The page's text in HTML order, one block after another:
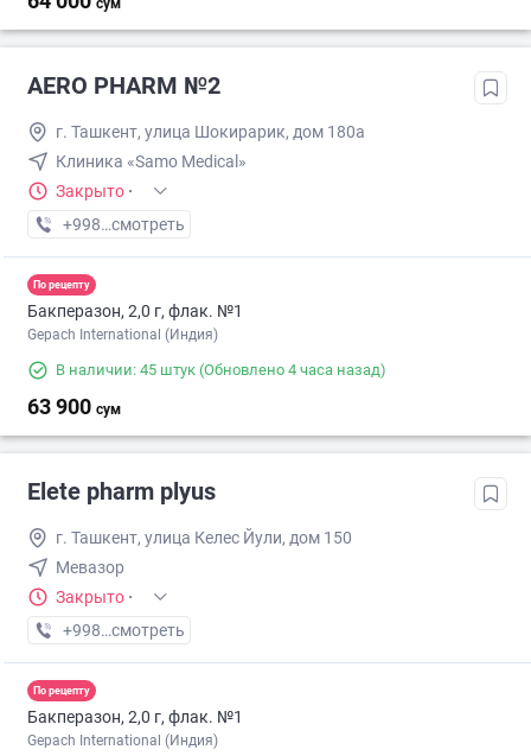
сум
AERO PHARM №2
г. Ташкент, улица Шокирарик, дом 180a
Клиника «Samo Medical»
Закрыто ·
+998 (70) XXX-XX-XX
смотреть
По рецепту
Бакперазон, 2,0 г, флак. №1
Gepach International (Индия)
В наличии: 45 штук (Обновлено 4 часа назад)
63 900 сум
Elete pharm plyus
г. Ташкент, улица Келес Йули, дом 150
Мевазор
Закрыто ·
+998 (77) XXX-XX-XX
смотреть
По рецепту
Бакперазон, 2,0 г, флак. №1
Gepach International (Индия)